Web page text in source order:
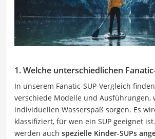
1. Welche unterschiedlichen
In unserem Fanatic-SUP-Vergleich
verschiede Modelle und Ausführungen,
individuellen Wasserspaß sorgen. Es
klassifiziert, für wen ein SUP geeignet
werden auch spezielle Kinder-SUPs